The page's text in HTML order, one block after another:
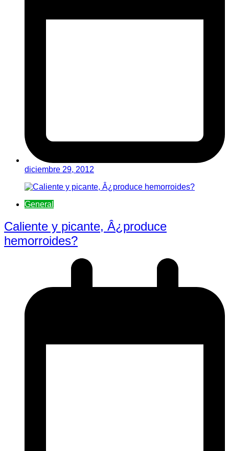
diciembre 29, 2012
General
Caliente y picante, Â¿produce
hemorroides?